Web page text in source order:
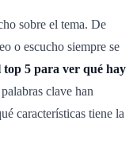
sobre el tema. De
o escucho siempre se
top 5 para ver qué hay
clave han
características tiene la